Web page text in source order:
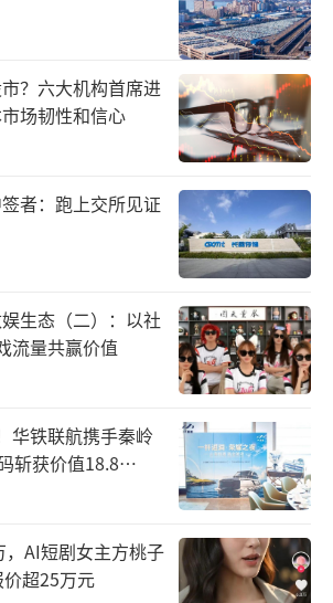
？六大机构首席进
场韧性和信心
者：跑上交所见证
生态（二）：以社
流量共赢价值
华铁联航携手秦岭
斩获价值18.8
智能游艇出海权
AI短剧女主方桃子
超25万元